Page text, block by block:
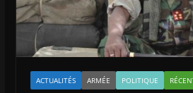
ACTUALITÉS ARMÉE POLITIQUE